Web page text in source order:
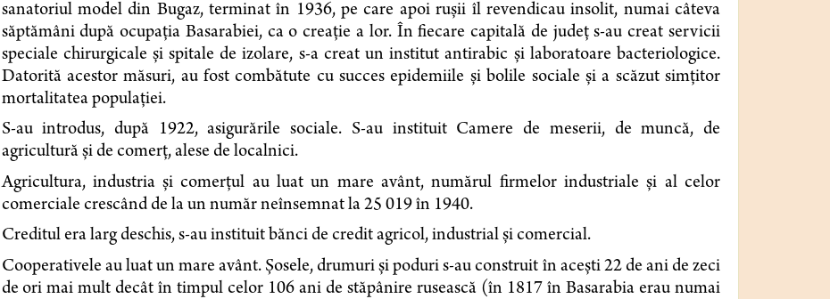
sanatoriul model din Bugaz, terminat în 1936, pe care apoi ruşii îl revendicau insolit, numai câteva
săptămâni după ocupaţia Basarabi­ei, ca o creaţie a lor. În fiecare capitală de judeţ s-au creat servicii
speciale chirurgicale și spitale de izolare, s-a creat un institut antirabic şi laboratoare bacteriologice.
Dato­rită acestor măsuri, au fost combătute cu succes epidemiile şi bolile sociale şi a scăzut simţitor
mortalitatea populaţiei.
S-au introdus, după 1922, asigurările sociale. S-au instituit Camere de meserii, de muncă, de
agricultură şi de comerţ, alese de localnici.
Agricultura, industria şi comerţul au luat un mare avânt, numărul firmelor in­dustriale şi al celor
comerciale crescând de la un număr neînsemnat la 25 019 în 1940.
Creditul era larg deschis, s-au instituit bănci de credit agricol, industrial şi comercial.
Cooperativele au luat un mare avânt. Şosele, drumuri şi poduri s-au construit în aceşti 22 de ani de zeci
de ori mai mult decât în timpul celor 106 ani de stăpânire ru­sească (în 1817 în Basarabia erau numai